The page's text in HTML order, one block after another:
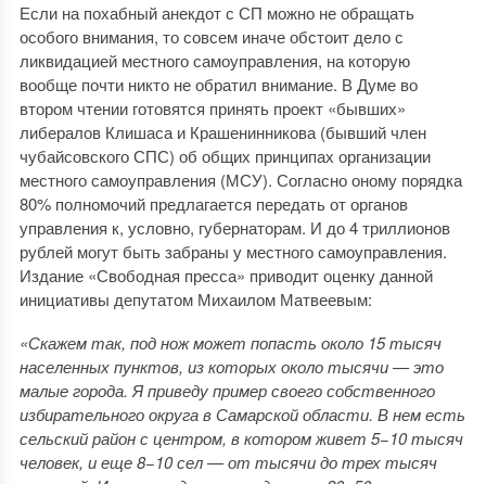
Если на похабный анекдот с СП можно не обращать
особого внимания, то совсем иначе обстоит дело с
ликвидацией местного самоуправления, на которую
вообще почти никто не обратил внимание. В Думе во
втором чтении готовятся принять проект «бывших»
либералов Клишаса и Крашенинникова (бывший член
чубайсовского СПС) об общих принципах организации
местного самоуправления (МСУ). Согласно оному порядка
80% полномочий предлагается передать от органов
управления к, условно, губернаторам. И до 4 триллионов
рублей могут быть забраны у местного самоуправления.
Издание «Свободная пресса» приводит оценку данной
инициативы депутатом Михаилом Матвеевым:
«Скажем так, под нож может попасть около 15 тысяч
населенных пунктов, из которых около тысячи — это
малые города. Я приведу пример своего собственного
избирательного округа в Самарской области. В нем есть
сельский район с центром, в котором живет 5−10 тысяч
человек, и еще 8−10 сел — от тысячи до трех тысяч